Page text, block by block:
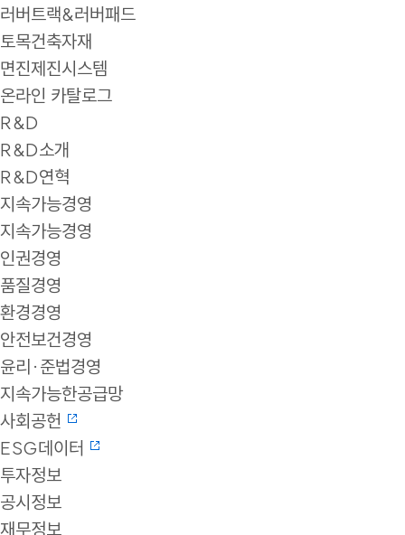
러버트랙&러버패드
토목건축자재
면진제진시스템
온라인 카탈로그
R&D
R&D소개
R&D연혁
지속가능경영
지속가능경영
인권경영
품질경영
환경경영
안전보건경영
윤리·준법경영
지속가능한공급망
사회공헌
ESG데이터
투자정보
공시정보
재무정보